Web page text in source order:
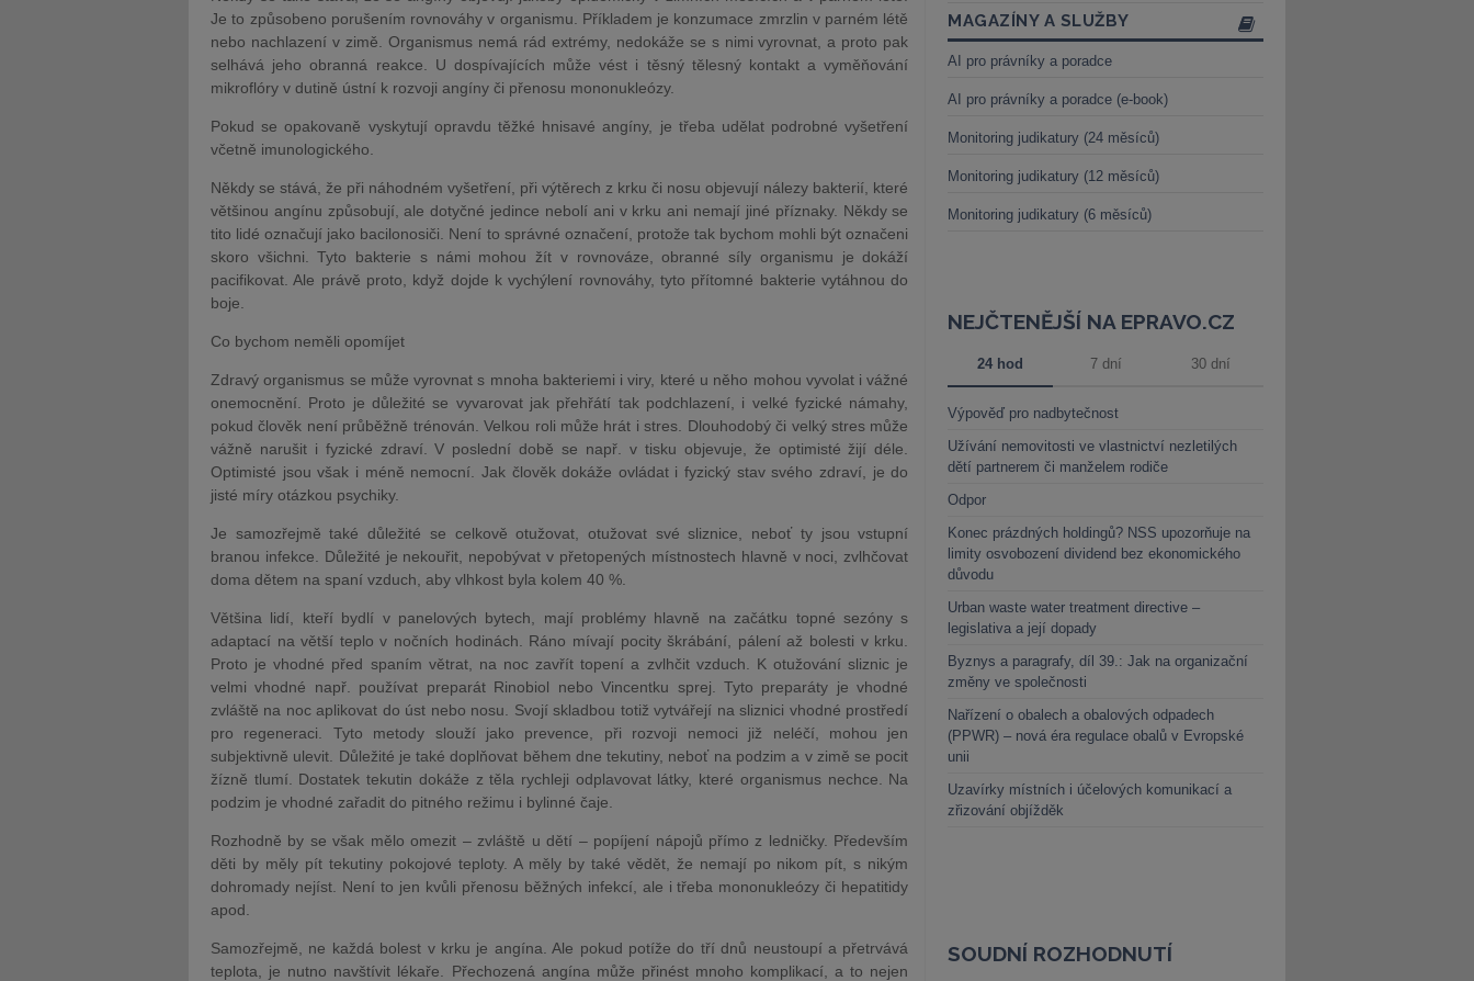
Je to způsobeno porušením rovnováhy v organismu. Příkladem je konzumace zmrzlin v parném létě
nebo nachlazení v zimě. Organismus nemá rád extrémy, nedokáže se s nimi vyrovnat, a proto pak
selhává jeho obranná reakce. U dospívajících může vést i těsný tělesný kontakt a vyměňování
mikroflóry v dutině ústní k rozvoji angíny či přenosu mononukleózy.
Pokud se opakovaně vyskytují opravdu těžké hnisavé angíny, je třeba udělat podrobné vyšetření
včetně imunologického.
Někdy se stává, že při náhodném vyšetření, při výtěrech z krku či nosu objevují nálezy bakterií, které
většinou angínu způsobují, ale dotyčné jedince nebolí ani v krku ani nemají jiné příznaky. Někdy se
tito lidé označují jako bacilonosiči. Není to správné označení, protože tak bychom mohli být označeni
skoro všichni. Tyto bakterie s námi mohou žít v rovnováze, obranné síly organismu je dokáží
pacifikovat. Ale právě proto, když dojde k vychýlení rovnováhy, tyto přítomné bakterie vytáhnou do
boje.
Co bychom neměli opomíjet
Zdravý organismus se může vyrovnat s mnoha bakteriemi i viry, které u něho mohou vyvolat i vážné
onemocnění. Proto je důležité se vyvarovat jak přehřátí tak podchlazení, i velké fyzické námahy,
pokud člověk není průběžně trénován. Velkou roli může hrát i stres. Dlouhodobý či velký stres může
vážně narušit i fyzické zdraví. V poslední době se např. v tisku objevuje, že optimisté žijí déle.
Optimisté jsou však i méně nemocní. Jak člověk dokáže ovládat i fyzický stav svého zdraví, je do
jisté míry otázkou psychiky.
Je samozřejmě také důležité se celkově otužovat, otužovat své sliznice, neboť ty jsou vstupní
branou infekce. Důležité je nekouřit, nepobývat v přetopených místnostech hlavně v noci, zvlhčovat
doma dětem na spaní vzduch, aby vlhkost byla kolem 40 %.
Většina lidí, kteří bydlí v panelových bytech, mají problémy hlavně na začátku topné sezóny s
adaptací na větší teplo v nočních hodinách. Ráno mívají pocity škrábání, pálení až bolesti v krku.
Proto je vhodné před spaním větrat, na noc zavřít topení a zvlhčit vzduch. K otužování sliznic je
velmi vhodné např. používat preparát Rinobiol nebo Vincentku sprej. Tyto preparáty je vhodné
zvláště na noc aplikovat do úst nebo nosu. Svojí skladbou totiž vytvářejí na sliznici vhodné prostředí
pro regeneraci. Tyto metody slouží jako prevence, při rozvoji nemoci již neléčí, mohou jen
subjektivně ulevit. Důležité je také doplňovat během dne tekutiny, neboť na podzim a v zimě se pocit
žízně tlumí. Dostatek tekutin dokáže z těla rychleji odplavovat látky, které organismus nechce. Na
podzim je vhodné zařadit do pitného režimu i bylinné čaje.
Rozhodně by se však mělo omezit – zvláště u dětí – popíjení nápojů přímo z ledničky. Především
děti by měly pít tekutiny pokojové teploty. A měly by také vědět, že nemají po nikom pít, s nikým
dohromady nejíst. Není to jen kvůli přenosu běžných infekcí, ale i třeba mononukleózy či hepatitidy
apod.
Samozřejmě, ne každá bolest v krku je angína. Ale pokud potíže do tří dnů neustoupí a přetrvává
teplota, je nutno navštívit lékaře. Přechozená angína může přinést mnoho komplikací, a to nejen
MAGAZÍNY A SLUŽBY
AI pro právníky a poradce
AI pro právníky a poradce (e-book)
Monitoring judikatury (24 měsíců)
Monitoring judikatury (12 měsíců)
Monitoring judikatury (6 měsíců)
NEJČTENĚJŠÍ NA EPRAVO.CZ
24 hod 7 dní 30 dní
Výpověď pro nadbytečnost
Užívání nemovitosti ve vlastnictví nezletilých
dětí partnerem či manželem rodiče
Odpor
Konec prázdných holdingů? NSS upozorňuje na
limity osvobození dividend bez ekonomického
důvodu
Urban waste water treatment directive –
legislativa a její dopady
Byznys a paragrafy, díl 39.: Jak na organizační
změny ve společnosti
Nařízení o obalech a obalových odpadech
(PPWR) – nová éra regulace obalů v Evropské
unii
Uzavírky místních i účelových komunikací a
zřizování objížděk
SOUDNÍ ROZHODNUTÍ